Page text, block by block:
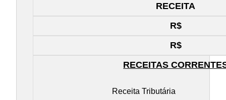
RECEITA
R$
R$
RECEITAS
Receita Tributária